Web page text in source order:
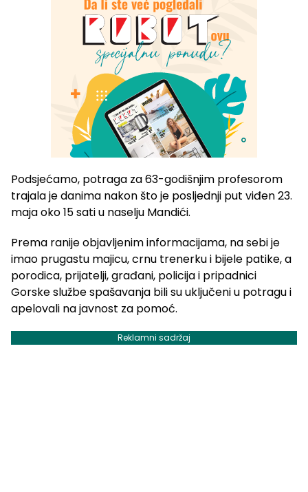
Podsjećamo, potraga za 63-godišnjim profesorom
trajala je danima nakon što je posljednji put viđen 23.
maja oko 15 sati u naselju Mandići.
Prema ranije objavljenim informacijama, na sebi je
imao prugastu majicu, crnu trenerku i bijele patike, a
porodica, prijatelji, građani, policija i pripadnici
Gorske službe spašavanja bili su uključeni u potragu i
apelovali na javnost za pomoć.
Reklamni sadržaj